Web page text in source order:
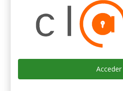
Acceder